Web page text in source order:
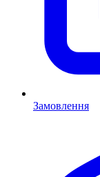
Замовлення